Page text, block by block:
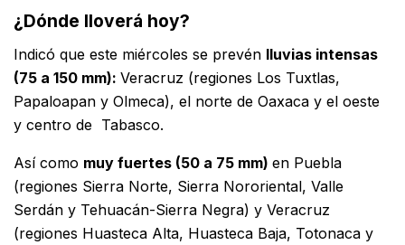
¿Dónde lloverá hoy?
Indicó que este miércoles se prevén lluvias intensas
(75 a 150 mm): Veracruz (regiones Los Tuxtlas,
Papaloapan y Olmeca), el norte de Oaxaca y el oeste
y centro de Tabasco.
Así como muy fuertes (50 a 75 mm) en Puebla
(regiones Sierra Norte, Sierra Nororiental, Valle
Serdán y Tehuacán-Sierra Negra) y Veracruz
(regiones Huasteca Alta, Huasteca Baja, Totonaca y